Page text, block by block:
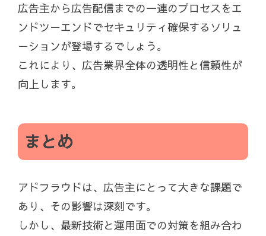
広告主から広告配信までの一連のプロセスをエ
ンドツーエンドでセキュリティ確保するソリュ
ーションが登場するでしょう。
これにより、広告業界全体の透明性と信頼性が
向上します。
まとめ
アドフラウドは、広告主にとって大きな課題で
あり、その影響は深刻です。
しかし、最新技術と運用面での対策を組み合わ